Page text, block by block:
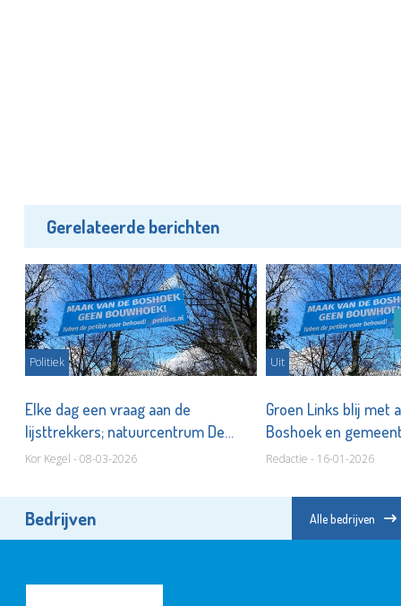
Gerelateerde berichten
Politiek
Elke dag een vraag aan de
lijsttrekkers; natuurcentrum De
Boshoek
Kor Kegel - 08-03-2026
Uit
Groen Links blij met
Boshoek en
Redactie - 16-01-2026
Bedrijven Alle bedrijven